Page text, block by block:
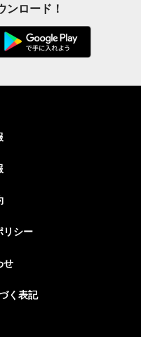
ロード！
リシー
せ
く表記